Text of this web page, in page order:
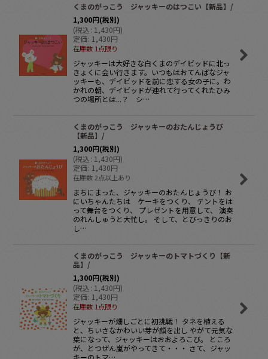
くまのがっこう ジャッキーのはつこい【新品】/
1,300円(税別)
(税込: 1,430円)
定価: 1,430円
在庫数 1点限り
ジャッキーは大好きな白くまのデイビッドに北っ
きょくに会い行きます。いつもはおてんばなジャ
ッキーも、デイビッドを前に恋する女の子に。わ
かれの朝、デイビッドが連れて行ってくれたひみ
つの場所とは...？ シ…
くまのがっこう ジャッキーのおたんじょうび
【新品】/
1,300円(税別)
(税込: 1,430円)
定価: 1,430円
在庫数 2点以上あり
まちにまった、ジャッキーのおたんじょうび！ お
にいちゃんたちは ケーキをつくり、 テントをは
って舞台をつくり、 プレゼントを用意して、 演奏
のれんしゅうと大忙し。 そして、とびっきりのお
し…
くまのがっこう ジャッキーのトマトづくり【新
品】/
1,300円(税別)
(税込: 1,430円)
定価: 1,430円
在庫数 1点限り
ジャッキーが畑しごとに初挑戦！ タネを植える
と、ちいさなかわいい芽が顔を出し やがて元気な
葉になって、ジャッキーはおおよろこび。 ところ
が、とつぜん嵐がやってきて・・・ さて、ジャッ
キーのトマ…